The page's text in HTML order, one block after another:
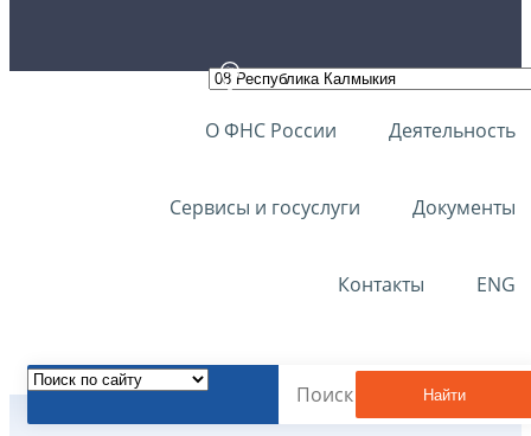
О ФНС России Деятельность
Сервисы и госуслуги Документы
Контакты ENG
Найти